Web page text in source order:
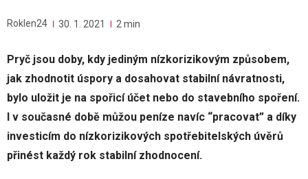
Roklen24 30. 1. 2021 2 min
Pryč jsou doby, kdy jediným nízkorizikovým způsobem,
jak zhodnotit úspory a dosahovat stabilní návratnosti,
bylo uložit je na spořicí účet nebo do stavebního spoření.
I v současné době můžou peníze navíc “pracovat” a díky
investicím do nízkorizikových spotřebitelských úvěrů
přinést každý rok stabilní zhodnocení.